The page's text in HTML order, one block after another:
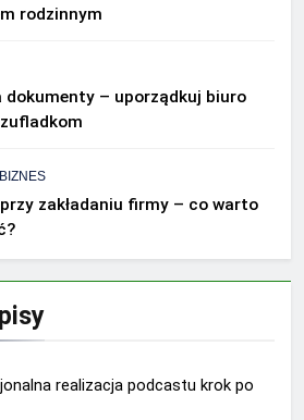
rodzinnym
dokumenty – uporządkuj biuro
zakładaniu firmy – co warto
realizacja podcastu krok po